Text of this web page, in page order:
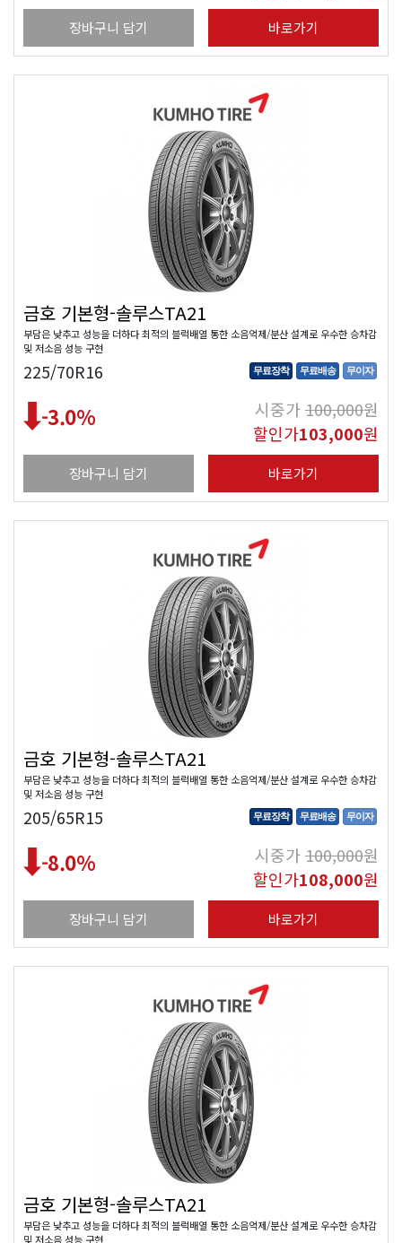
장바구니 담기 바로가기
금호 기본형-솔루스TA21
부담은 낮추고 성능을 더하다 최적의 블럭배열 통한 소음억제/분산 설계로 우수한 승차감
및 저소음 성능 구현
225/70R16 무료장착 무료배송 무이자
-3.0% 시중가100,000원
할인가103,000원
장바구니 담기 바로가기
금호 기본형-솔루스TA21
부담은 낮추고 성능을 더하다 최적의 블럭배열 통한 소음억제/분산 설계로 우수한 승차감
및 저소음 성능 구현
205/65R15 무료장착 무료배송 무이자
-8.0% 시중가100,000원
할인가108,000원
장바구니 담기 바로가기
금호 기본형-솔루스TA21
부담은 낮추고 성능을 더하다 최적의 블럭배열 통한 소음억제/분산 설계로 우수한 승차감
및 저소음 성능 구현